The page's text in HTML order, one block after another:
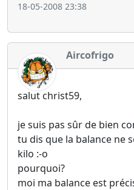
18-05-2008 23:38
Aircofrigo
salut christ59,
je suis pas sûr de bien
tu dis que la balance ne
kilo :-o
pourquoi?
moi ma balance est